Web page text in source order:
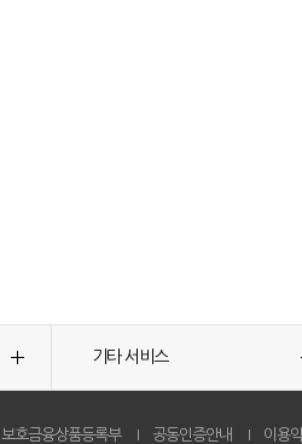
기타 서비스
보호금융상품등록부 공동인증안내 이용